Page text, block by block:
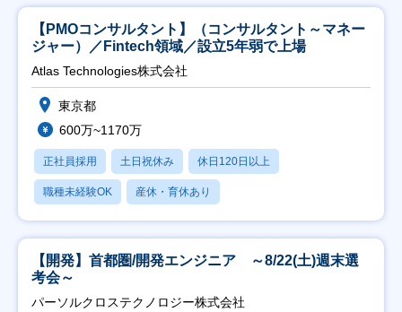
【PMOコンサルタント】（コンサルタント～マネー
ジャー）／Fintech領域／設立5年弱で上場
Atlas Technologies株式会社
東京都
600万~1170万
正社員採用 土日祝休み 休日120日以上
職種未経験OK 産休・育休あり
【開発】首都圏/開発エンジニア ～8/22(土)週末選
考会～
パーソルクロステクノロジー株式会社